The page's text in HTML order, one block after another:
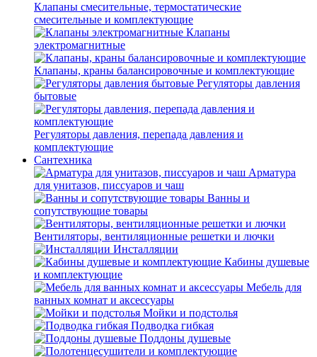
Клапаны смесительные, термостатические
смесительные и комплектующие
Клапаны
электромагнитные
Клапаны, краны балансировочные и комплектующие
Регуляторы давления
бытовые
Регуляторы давления, перепада давления и
комплектующие
Сантехника
Арматура
для унитазов, писсуаров и чаш
Ванны и
сопутствующие товары
Вентиляторы, вентиляционные решетки и лючки
Инсталляции
Кабины душевые
и комплектующие
Мебель для
ванных комнат и аксессуары
Мойки и подстолья
Подводка гибкая
Поддоны душевые